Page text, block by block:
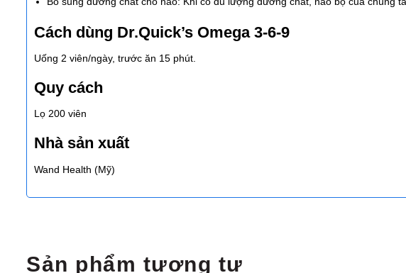
Cách dùng Dr.Quick’s Omega 3-6-9
Uống 2 viên/ngày, trước ăn 15 phút.
Quy cách
Lọ 200 viên
Nhà sản xuất
Wand Health (Mỹ)
Sản phẩm tương tự